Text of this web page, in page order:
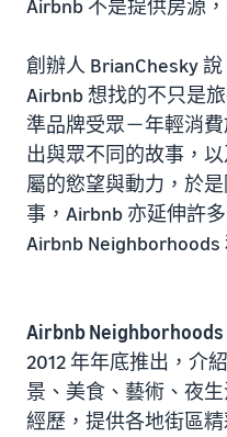
Airbnb 不是提供房源
創辦人 BrianChesky
Airbnb 想找的不只是
準品牌受眾－年輕消
出與眾不同的故事，
屬的慾望與動力，於
事，Airbnb 亦延伸許
Airbnb Neighborhoods
Airbnb Neighborhoods
2012 年年底推出，介
景、美食、藝術、夜
經歷，提供各地街區